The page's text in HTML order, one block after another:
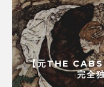
【元THE CABS
完全